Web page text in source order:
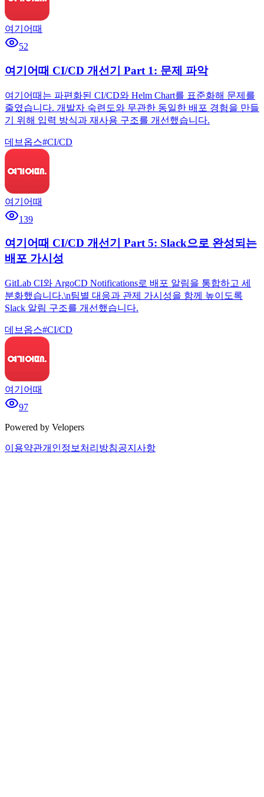
여기어때
52
여기어때 CI/CD 개선기 Part 1: 문제 파악
여기어때는 파편화된 CI/CD와 Helm Chart를 표준화해 문제를
줄였습니다. 개발자 숙련도와 무관한 동일한 배포 경험을 만들
기 위해 입력 방식과 재사용 구조를 개선했습니다.
데브옵스#CI/CD
여기어때
139
여기어때 CI/CD 개선기 Part 5: Slack으로 완성되는
배포 가시성
GitLab CI와 ArgoCD Notifications로 배포 알림을 통합하고 세
분화했습니다.\n팀별 대응과 관제 가시성을 함께 높이도록
Slack 알림 구조를 개선했습니다.
데브옵스#CI/CD
여기어때
97
Powered by Velopers
이용약관개인정보처리방침공지사항